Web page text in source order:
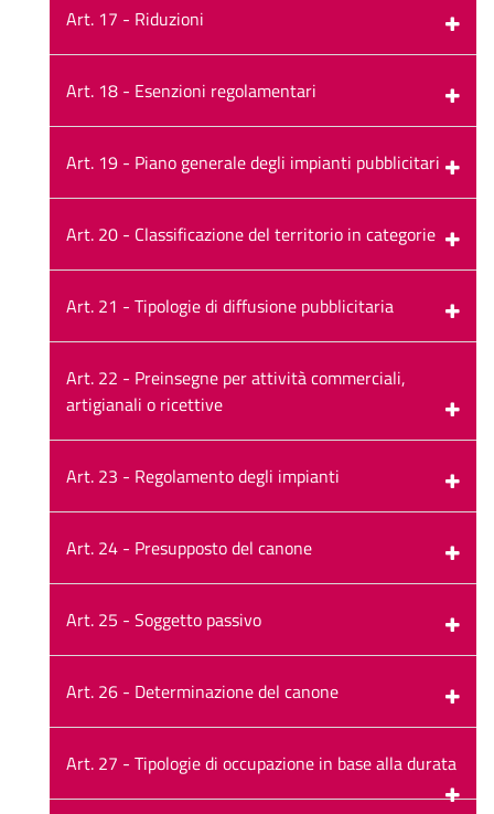
Art. 17 - Riduzioni
Art. 18 - Esenzioni regolamentari
Art. 19 - Piano generale degli impianti pubblicitari
Art. 20 - Classificazione del territorio in categorie
Art. 21 - Tipologie di diffusione pubblicitaria
Art. 22 - Preinsegne per attività commerciali,
artigianali o ricettive
Art. 23 - Regolamento degli impianti
Art. 24 - Presupposto del canone
Art. 25 - Soggetto passivo
Art. 26 - Determinazione del canone
Art. 27 - Tipologie di occupazione in base alla durata